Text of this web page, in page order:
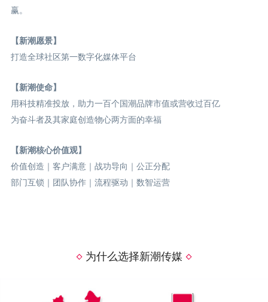
赢。
【新潮愿景】
打造全球社区第一数字化媒体平台
【新潮使命】
用科技精准投放，助力一百个国潮品牌市值或营收过百亿
为奋斗者及其家庭创造物心两方面的幸福
【新潮核心价值观】
价值创造｜客户满意｜战功导向｜公正分配
部门互锁｜团队协作｜流程驱动｜数智运营
为什么选择新潮传媒